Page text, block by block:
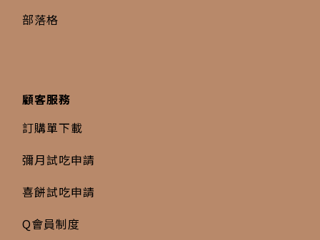
部落格
顧客服務
訂購單下載
彌月試吃申請
喜餅試吃申請
Q會員制度